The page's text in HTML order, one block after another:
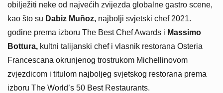
obilježiti neke od najvećih zvijezda globalne gastro scene,
kao što su Dabiz Muñoz, najbolji svjetski chef 2021.
godine prema izboru The Best Chef Awards i Massimo
Bottura, kultni talijanski chef i vlasnik restorana Osteria
Francescana okrunjenog trostrukom Michellinovom
zvjezdicom i titulom najboljeg svjetskog restorana prema
izboru The World’s 50 Best Restaurants.